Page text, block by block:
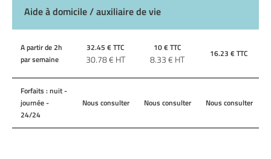
Aide à domicile / auxiliaire de vie
A partir de 2h
par semaine
32.45 € TTC
30.78€ HT
10€ TTC
8.33€ HT 16.23 € TTC
Forfaits : nuit -
journée -
24/24
Nous consulter Nous consulter Nous consulter